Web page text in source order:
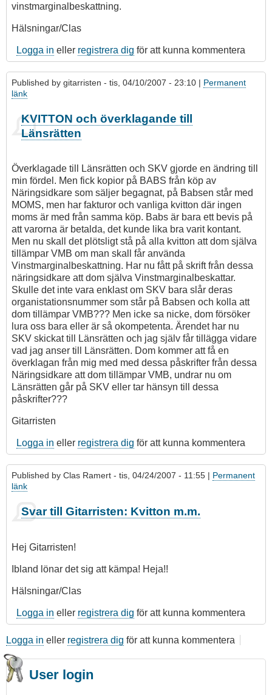
vinstmarginalbeskattning.
Hälsningar/Clas
Logga in eller registrera dig för att kunna kommentera
Published by gitarristen - tis, 04/10/2007 - 23:10 | Permanent
länk
Som
svar
på
till
Gitarristen:
Kvitton
av
Clas
Ramert
KVITTON och överklagande till
Länsrätten
Överklagade till Länsrätten och SKV gjorde en ändring till
min fördel. Men fick kopior på BABS från köp av
Näringsidkare som säljer begagnat, på Babsen står med
MOMS, men har fakturor och vanliga kvitton där ingen
moms är med från samma köp. Babs är bara ett bevis på
att varorna är betalda, det kunde lika bra varit kontant.
Men nu skall det plötsligt stå på alla kvitton att dom själva
tillämpar VMB om man skall får använda
Vinstmarginalbeskattning. Har nu fått på skrift från dessa
näringsidkare att dom själva Vinstmarginalbeskattar.
Skulle det inte vara enklast om SKV bara slår deras
organistationsnummer som står på Babsen och kolla att
dom tillämpar VMB??? Men icke sa nicke, dom försöker
lura oss bara eller är så okompetenta. Ärendet har nu
SKV skickat till Länsrätten och jag själv får tillägga vidare
vad jag anser till Länsrätten. Dom kommer att få en
överklagan från mig med med dessa påskrifter från dessa
Näringsidkare att dom tillämpar VMB, undrar nu om
Länsrätten går på SKV eller tar hänsyn till dessa
påskrifter???
Gitarristen
Logga in eller registrera dig för att kunna kommentera
Published by Clas Ramert - tis, 04/24/2007 - 11:55 | Permanent
länk
Som
svar
KVITTON
överklagande
Länsrätten
gitarristen
Svar till Gitarristen: Kvitton m.m.
Hej Gitarristen!
Ibland lönar det sig att kämpa! Heja!!
Hälsningar/Clas
Logga in eller registrera dig för att kunna kommentera
Logga in eller registrera dig för att kunna kommentera
User login